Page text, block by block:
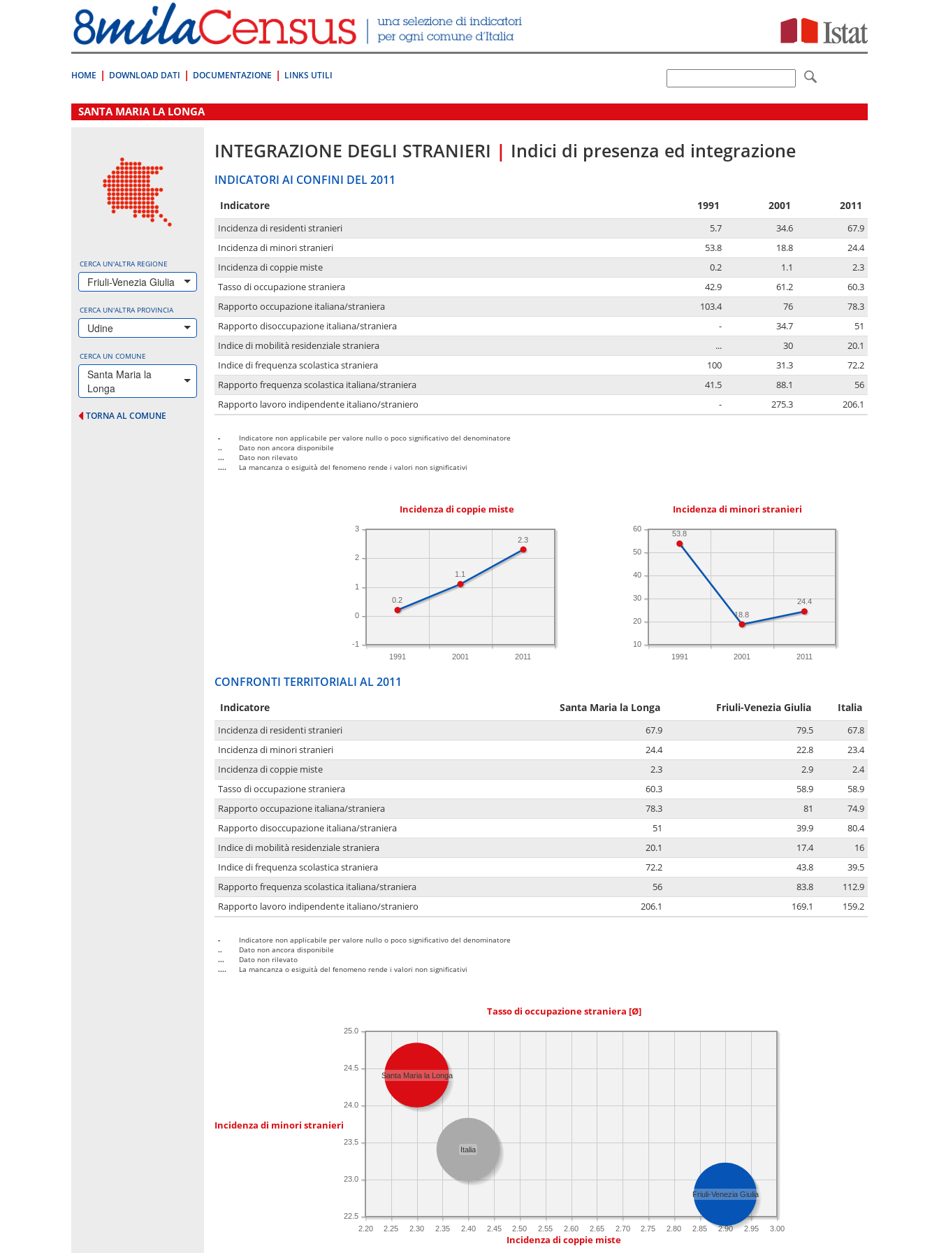
direttamente
a:
Contenuto
HOME DOWNLOAD DATI DOCUMENTAZIONE LINKS UTILI
.
SANTA MARIA LA LONGA
CERCA UN'ALTRA REGIONE
Friuli-Venezia Giulia
CERCA UN'ALTRA PROVINCIA
Udine
CERCA UN COMUNE
Santa Maria la
Longa
TORNA AL COMUNE
INTEGRAZIONE DEGLI STRANIERI | Indici di presenza ed integrazione
INDICATORI AI CONFINI DEL 2011
Indicatore 1991 2001 2011
Incidenza di residenti stranieri 5.7 34.6
67.9
Incidenza di minori stranieri
53.8 18.8
24.4
Incidenza di coppie miste
0.2 1.1
2.3
Tasso di occupazione straniera
42.9 61.2
60.3
Rapporto occupazione italiana/straniera
103.4 76
78.3
Rapporto disoccupazione italiana/straniera
- 34.7
51
Indice di mobilità residenziale straniera
... 30
20.1
Indice di frequenza scolastica straniera
100 31.3
72.2
Rapporto frequenza scolastica italiana/straniera
41.5 88.1
56
Rapporto lavoro indipendente italiano/straniero
- 275.3 206.1
-
Indicatore non applicabile per valore nullo o poco significativo del denominatore
..
Dato non ancora disponibile
...
Dato non rilevato
....
La mancanza o esiguità del fenomeno rende i valori non significativi
Incidenza di coppie miste
1991 2001 2011
-1
0
1
2
3
2.3
1.1
0.2
Incidenza di minori stranieri
1991 2001 2011
10
20
30
40
50
60
24.4
18.8
53.8
CONFRONTI TERRITORIALI AL 2011
Indicatore Santa Maria la Longa Friuli-Venezia Giulia Italia
Incidenza di residenti stranieri 67.9 79.5
67.8
Incidenza di minori stranieri
24.4 22.8
23.4
Incidenza di coppie miste
2.3 2.9
2.4
Tasso di occupazione straniera
60.3 58.9
58.9
Rapporto occupazione italiana/straniera
78.3 81
74.9
Rapporto disoccupazione italiana/straniera
51 39.9
80.4
Indice di mobilità residenziale straniera
20.1 17.4
16
Indice di frequenza scolastica straniera
72.2 43.8
39.5
Rapporto frequenza scolastica italiana/straniera
56 83.8
112.9
Rapporto lavoro indipendente italiano/straniero
206.1 169.1 159.2
-
Indicatore non applicabile per valore nullo o poco significativo del denominatore
..
Dato non ancora disponibile
...
Dato non rilevato
....
La mancanza o esiguità del fenomeno rende i valori non significativi
Tasso di occupazione straniera [Ø]
Incidenza di minori stranieri
2.20 2.25 2.30 2.35 2.40 2.45 2.50 2.55 2.60 2.65 2.70 2.75 2.80 2.85 2.90 2.95 3.00
22.5
23.0
23.5
24.0
24.5
25.0
Santa Maria la Longa
Friuli-Venezia Giulia
Italia
Incidenza di coppie miste